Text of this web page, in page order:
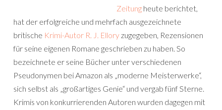
Zeitung heute berichtet,
hat der erfolgreiche und mehrfach ausgezeichnete
britische Krimi-Autor R. J. Ellory zugegeben, Rezensionen
für seine eigenen Romane geschrieben zu haben. So
bezeichnete er seine Bücher unter verschiedenen
Pseudonymen bei Amazon als „moderne Meisterwerke“,
sich selbst als „großartiges Genie“ und vergab fünf Sterne.
Krimis von konkurrierenden Autoren wurden dagegen mit